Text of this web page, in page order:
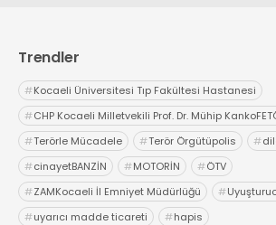
Trendler
#Kocaeli Üniversitesi Tıp Fakültesi Hastanesi
#CHP Kocaeli Milletvekili Prof. Dr. Mühip
#Terörle Mücadele #Terör Örgütüpolis #
#cinayetBANZİN #MOTORİN #ÖTV
#ZAMKocaeli İl Emniyet Müdürlüğü #
#uyarıcı madde ticareti #hapis